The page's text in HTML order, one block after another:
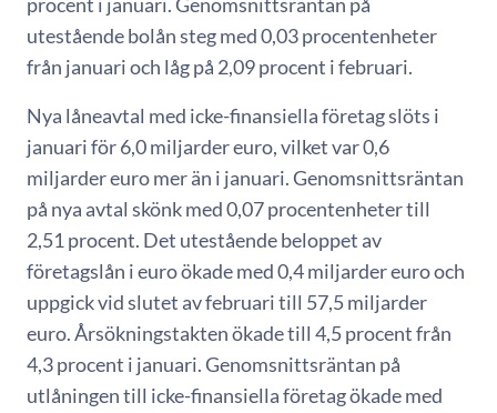
utestående bolån steg med 0,03 procentenheter
från januari och låg på 2,09 procent i februari.
Nya låneavtal med icke-finansiella företag slöts i
januari för 6,0 miljarder euro, vilket var 0,6
miljarder euro mer än i januari. Genomsnittsräntan
på nya avtal skönk med 0,07 procentenheter till
2,51 procent. Det utestående beloppet av
företagslån i euro ökade med 0,4 miljarder euro och
uppgick vid slutet av februari till 57,5 miljarder
euro. Årsökningstakten ökade till 4,5 procent från
4,3 procent i januari. Genomsnittsräntan på
utlåningen till icke-finansiella företag ökade med